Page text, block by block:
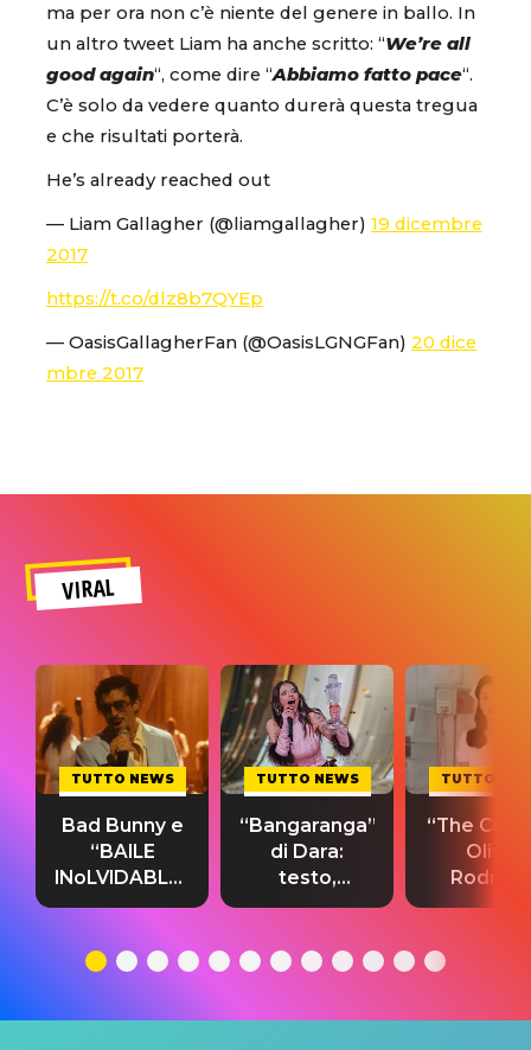
ma per ora non c’è niente del genere in ballo. In
un altro tweet Liam ha anche scritto: “We’re all
good again“, come dire “Abbiamo fatto pace“.
C’è solo da vedere quanto durerà questa tregua
e che risultati porterà.
He’s already reached out
— Liam Gallagher (@liamgallagher) 19 dicembre
2017
https://t.co/dlz8b7QYEp
— OasisGallagherFan (@OasisLGNGFan) 20 dice
mbre 2017
VIRAL
TUTTO NEWS
Bad Bunny e
“BAILE
INoLVIDABLE”:
testo,
significato
TUTTO NEWS
“Bangaranga”
di Dara:
testo,
traduzione e
del singolo
TUTTO
“The
Olivia
testo,